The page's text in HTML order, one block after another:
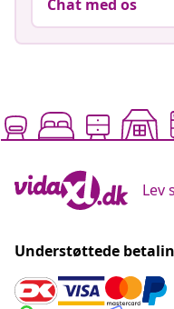
Chat med os
Lev
Understøttede